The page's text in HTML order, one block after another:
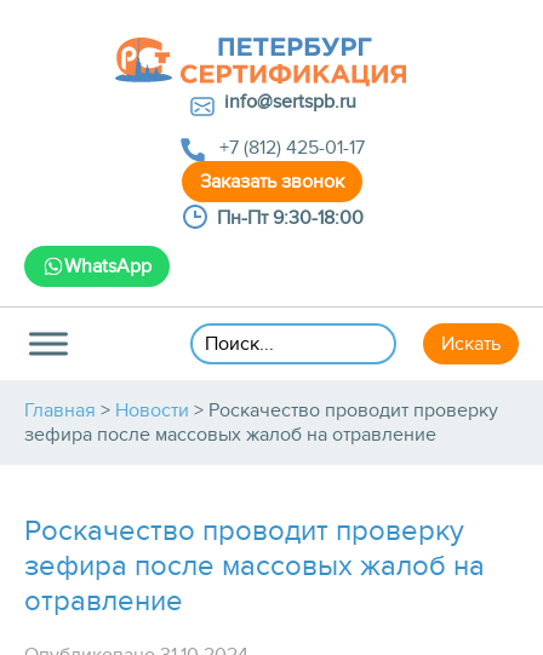
info@sertspb.ru
+7 (812) 425-01-17
Пн-Пт 9:30-18:00
WhatsApp
Главная > Новости > Роскачество проводит проверку
зефира после массовых жалоб на отравление
Роскачество проводит проверку
зефира после массовых жалоб на
отравление